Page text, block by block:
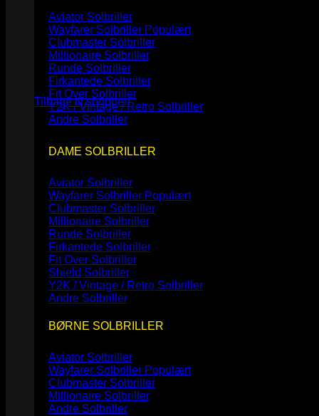
Ingen varer i kurven.
Tilbage til shoppen
Aviator Solbriller
Wayfarer Solbriller
Clubmaster Solbriller
Millionaire Solbriller
Runde Solbriller
Firkantede Solbriller
Fit Over Solbriller
Y2K / Vintage / Retro Solbriller
Andre Solbriller
DAME SOLBRILLER
Aviator Solbriller
Wayfarer Solbriller
Clubmaster Solbriller
Millionaire Solbriller
Runde Solbriller
Firkantede Solbriller
Fit Over Solbriller
Shield Solbriller
Y2K / Vintage / Retro Solbriller
Andre Solbriller
BØRNE SOLBRILLER
Aviator Solbriller
Wayfarer Solbriller
Clubmaster Solbriller
Millionaire Solbriller
Andre Solbriller